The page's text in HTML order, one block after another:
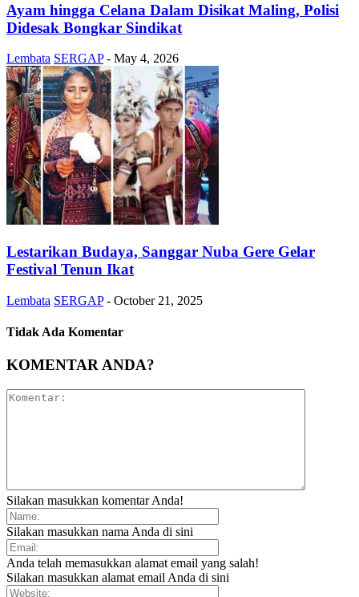
Ayam hingga Celana Dalam Disikat Maling, Polisi
Didesak Bongkar Sindikat
Lembata SERGAP - May 4, 2026
Lestarikan Budaya, Sanggar Nuba Gere Gelar
Festival Tenun Ikat
Lembata SERGAP - October 21, 2025
Tidak Ada Komentar
KOMENTAR ANDA?
Silakan masukkan komentar Anda!
Silakan masukkan nama Anda di sini
Anda telah memasukkan alamat email yang salah!
Silakan masukkan alamat email Anda di sini